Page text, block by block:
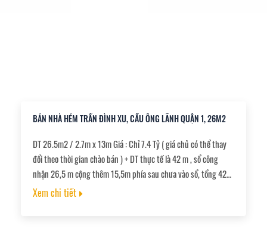
BÁN NHÀ HẺM TRẦN ĐÌNH XU, CẦU ÔNG LÃNH QUẬN 1, 26M2
DT 26.5m2 / 2.7m x 13m Giá : Chỉ 7.4 Tỷ ( giá chủ có thể thay
đổi theo thời gian chào bán ) + DT thực tế là 42 m , sổ công
nhận 26,5 m cộng thêm 15,5m phía sau chưa vào sổ, tổng 42m
. + Kết cấu: Trệt, 2 lầu, 3PN, 3WC, bếp, khách + Pháp lý: sổ nở
Xem chi tiết